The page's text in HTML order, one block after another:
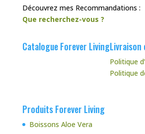
Découvrez mes Recommandations :
Que recherchez-vous ?
Catalogue Forever LivingLivraison
Politique
Politique
Produits Forever Living
Boissons Aloe Vera